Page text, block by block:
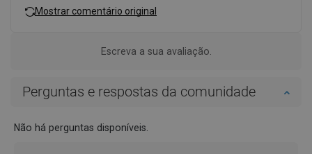
Mostrar comentário original
Escreva a sua avaliação.
Perguntas e respostas da comunidade
Não há perguntas disponíveis.